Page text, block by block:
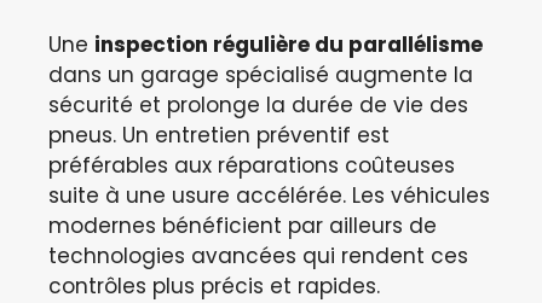
Une inspection régulière du parallélisme
dans un garage spécialisé augmente la
sécurité et prolonge la durée de vie des
pneus. Un entretien préventif est
préférables aux réparations coûteuses
suite à une usure accélérée. Les véhicules
modernes bénéficient par ailleurs de
technologies avancées qui rendent ces
contrôles plus précis et rapides.